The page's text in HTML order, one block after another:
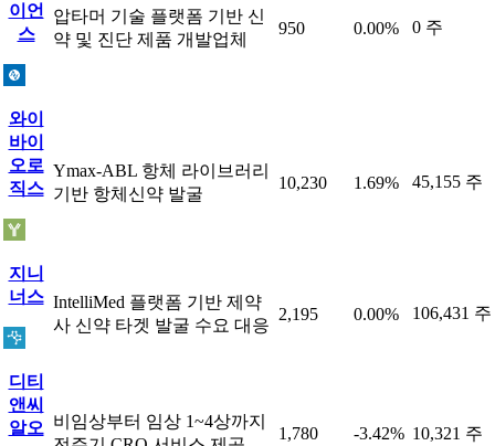
이언
스
압타머 기술 플랫폼 기반 신
약 및 진단 제품 개발업체
950 0.00% 0 주
와이
바이
오로
직스
Ymax-ABL 항체 라이브러리
기반 항체신약 발굴
10,230 1.69% 45,155 주
지니
너스 IntelliMed 플랫폼 기반 제약
사 신약 타겟 발굴 수요 대응
2,195 0.00% 106,431 주
디티
앤씨
알오 비임상부터 임상 1~4상까지
1,780 -3.42% 10,321 주